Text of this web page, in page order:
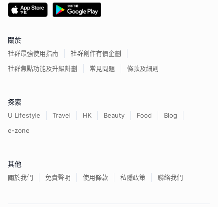
關於
社群最強使用指南
社群創作有價企劃
社群焦點功能及升級計劃
常見問題 條款及細則
探索
U Lifestyle Travel HK Beauty Food
Blog
e-zone
其他
關於我們 免責聲明 使用條款 私隱政策 聯絡我們